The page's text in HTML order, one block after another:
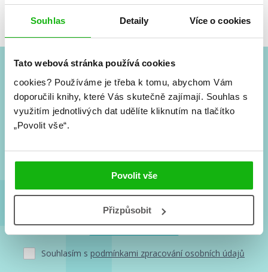
Souhlas Detaily Více o cookies
Tato webová stránka používá cookies
cookies? Používáme je třeba k tomu, abychom Vám
doporučili knihy, které Vás skutečně zajímají. Souhlas s
využitím jednotlivých dat udělíte kliknutím na tlačítko
„Povolit vše“.
Povolit vše
Přizpůsobit
Žádné knihy nenalezeny.
#HumbookNews
Vše kolem #youngadult každý měsíc rovnou do mailu!
Nové knihy, co se chystá, kvízy, soutěže, autoři, filmové
Souhlasím s podmínkami zpracování osobních údajů